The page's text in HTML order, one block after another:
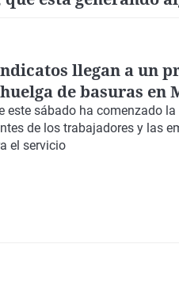
llegan a un
de basuras en
este sábado ha comenzado
de los trabajadores y las
el servicio